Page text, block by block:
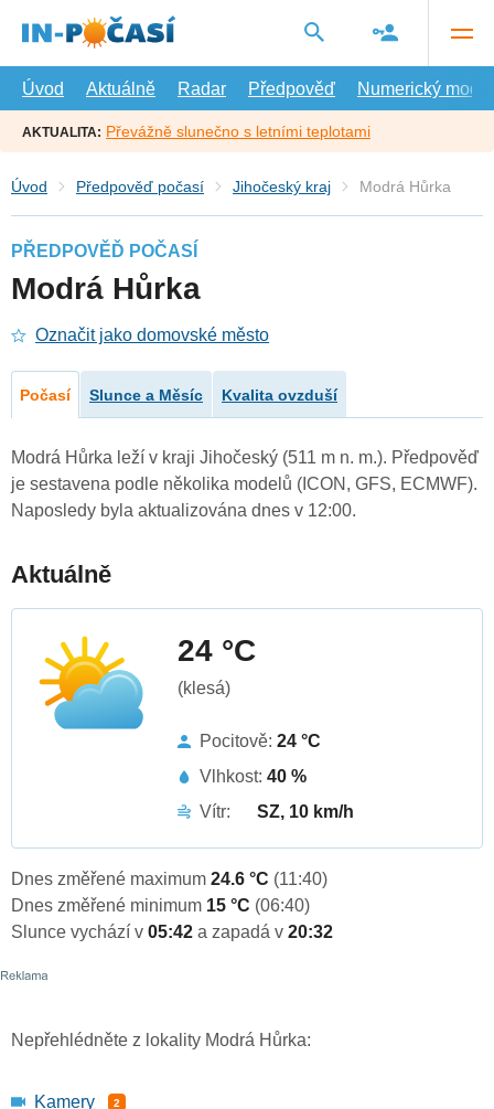
hlavní
Úvod
Aktuálně Radar Předpověď Numerický model
AKTUALITA: Převážně slunečno s letními teplotami
Úvod Předpověď počasí Jihočeský kraj Modrá Hůrka
PŘEDPOVĚĎ POČASÍ
Modrá Hůrka
Označit jako domovské město
Počasí Slunce a Měsíc Kvalita ovzduší
Modrá Hůrka leží v kraji Jihočeský (511 m n. m.). Předpověď
je sestavena podle několika modelů (ICON, GFS, ECMWF).
Naposledy byla aktualizována dnes v 12:00.
Aktuálně
24 °C
(klesá)
Pocitově: 24 °C
Vlhkost: 40 %
Vítr:
SZ, 10 km/h
Dnes změřené maximum 24.6 °C (11:40)
Dnes změřené minimum 15 °C (06:40)
Slunce vychází v 05:42 a zapadá v 20:32
Nepřehlédněte z lokality Modrá Hůrka:
Kamery 2